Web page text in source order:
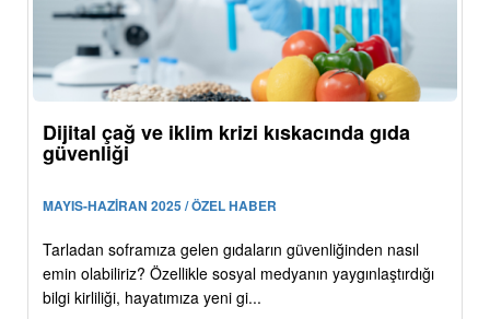
Dijital çağ ve iklim krizi kıskacında gıda
güvenliği
MAYIS-HAZİRAN 2025 / ÖZEL HABER
Tarladan soframıza gelen gıdaların güvenliğinden nasıl
emin olabiliriz? Özellikle sosyal medyanın yaygınlaştırdığı
bilgi kirliliği, hayatımıza yeni gi...